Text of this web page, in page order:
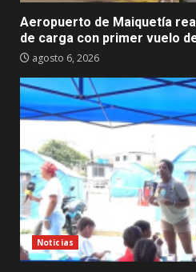
Aeropuerto de Maiquetía
de carga con primer vuelo
agosto 6, 2026
Noticias